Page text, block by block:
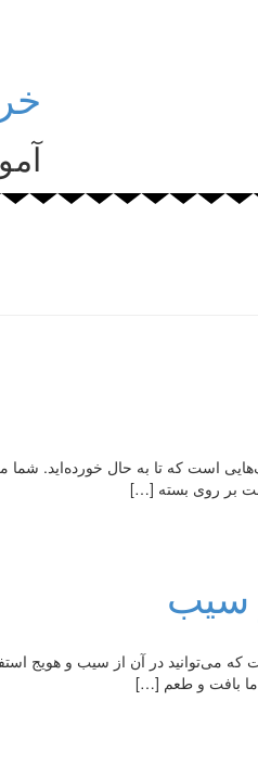
است که تا به حال خورده‌اید. شما
سیب
در آن از سیب و هویج
بافت و طعم […]